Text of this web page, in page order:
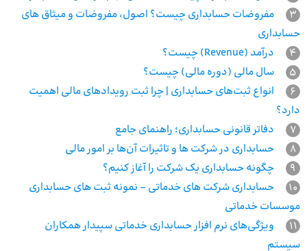
3
مفروضات حسابداری چیست؟ اصول، مفروضات و میثاق های
حسابداری
4
درآمد (Revenue) چیست؟
5
سال مالی (دوره مالی) چیست؟
6
انواع ثبت‌های حسابداری | چرا ثبت رویدادهای مالی اهمیت
دارد؟
7
دفاتر قانونی حسابداری؛ راهنمای جامع
8
حسابداری در شرکت ها و تاثیرات آن‌ها بر امور مالی
9
چگونه حسابداری یک شرکت را آغاز کنیم؟
10
حسابداری شرکت های خدماتی – نمونه ثبت های حسابداری
موسسات خدماتی
11
ویژگی‌های نرم افزار حسابداری خدماتی سپیدار همکاران
سیستم